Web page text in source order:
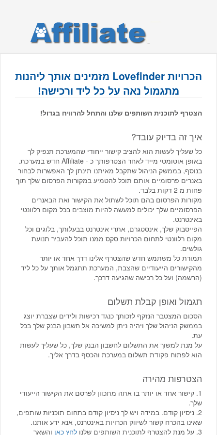
הכרויות Lovefinder מזמינים אותך ליהנות
מתגמול נאה על כל ליד ורכישה!
הצטרף לתוכנית השותפים שלנו והתחל להרוויח בגדול!
איך זה בדיוק עובד?
כל שעליך לעשות הוא להציב קישור ייחודי שהמערכת תנפיק לך
באופן אוטומטי מייד לאחר הצטרפותך כ - Affiliate חדש במערכת.
בנוסף, בממשק הניהול שתקבל מאיתנו תינתן לך האפשרות לבחור
באנרים פרסומיים אותם תוכל להטמיע במקורות הפרסום שלך תוך
פחות מ 2 דקות בלבד.
מקורות הפרסום בהם תוכל לשתול את הקישור ואת הבאנרים
הפרסומיים שלך יכולים למעשה להיות מוצבים בכל מקום רלוונטי
באינטרנט.
הפייסבוק שלך, אינסטגרם, אתרי אינטרנט בבעלותך, בלוגים וכל
מקום רלוונטי לתחום הכרויות סקס ממנו תוכל להעביר תנועת
גולשים.
תמורת כל משתמש חדש שהצטרף אלינו דרך אחד או יותר
מהקישורים הייעודיים שהצבת, המערכת תתגמל אותך על כל ליד
(הרשמה) ועל כל רכישה שהגיעה דרכך.
תגמול ואופן קבלת תשלום
הסכום המצטבר הנזקף לזכותך כנגד רכישות ולידים שצברת יוצג
בממשק הניהול שלך ויהיה ניתן למשיכה אל חשבון הבנק שלך בכל
עת.
על מנת למשוך את התשלום לחשבון הבנק שלך, כל שעליך לעשות
הוא לפתוח פקודת תשלום במערכת והכסף בדרך אליך.
הצטרפות מהירה
1. קישור אחד או יותר בו אתה מתכוון לפרסם את הקישור הייעודי
שלך.
2. ניסיון קודם. במידה ויש לך ניסיון קודם בתחום תוכניות שותפים,
שאינו בהכרח קשור לשיווק הכרויות באינטרנט, אנא ידע אותנו.
3. על מנת להצטרף לתוכנית השותפים שלנו
לחץ כאן והשאר